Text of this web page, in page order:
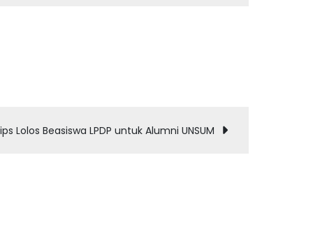
Lolos Beasiswa LPDP untuk Alumni UNSUM